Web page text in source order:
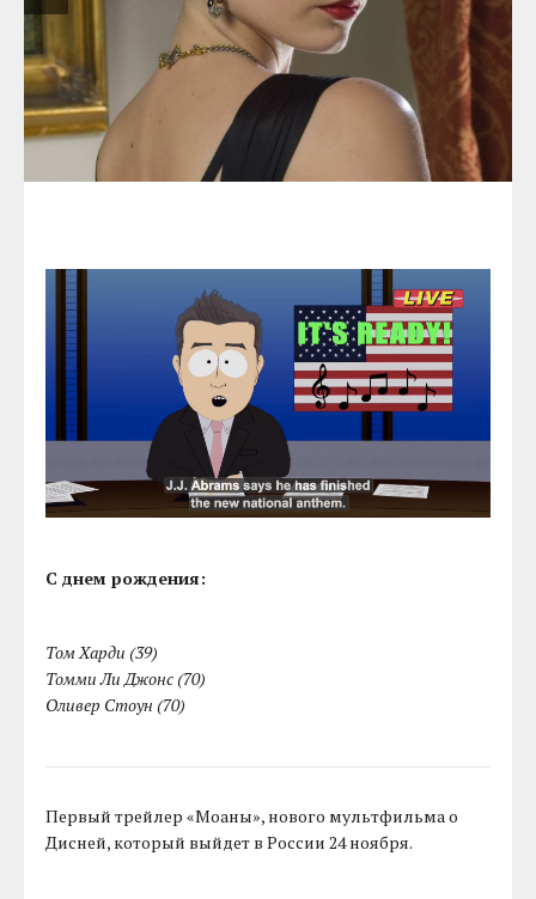
C днем рождения:
Том Харди (39)
Томми Ли Джонс (70)
Оливер Стоун (70)
Первый трейлер «Моаны», нового мультфильма о
Дисней, который выйдет в России 24 ноября.